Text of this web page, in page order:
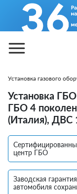
Установка газового
Установка
ГБО 4
(Италия), ДВС
центр ГБО
Заводская гарантия
автомобиля